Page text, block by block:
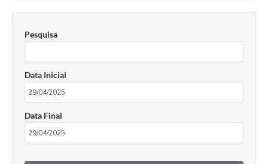
Pesquisa
Data Inicial
Data Final